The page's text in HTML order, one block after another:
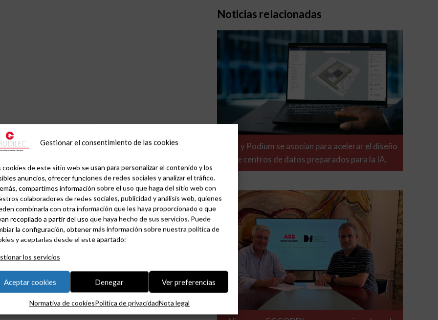
Gestionar el consentimiento de las cookies
cookies de este sitio web se usan para personalizar el contenido y los
anuncios, ofrecer funciones de redes sociales y analizar el tráfico.
compartimos información sobre el uso que haga del sitio web con
colaboradores de redes sociales, publicidad y análisis web, quienes
combinarla con otra información que les haya proporcionado o que
recopilado a partir del uso que haya hecho de sus servicios. Puede
la configuración, obtener más información sobre nuestra política de
y aceptarlas desde el este apartado:
los servicios
Aceptar cookies Denegar Ver preferencias
Normativa de cookiesPolítica de privacidadNota legal
Noticias relacionadas
ABB y Podium se asocian para acelerar el diseño
de centros de datos preparados para la IA.